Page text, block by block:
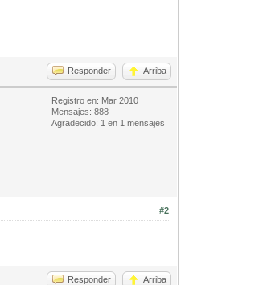
Responder Arriba
Registro en: Mar 2010
Mensajes: 888
Agradecido: 1 en 1 mensajes
#2
Responder Arriba